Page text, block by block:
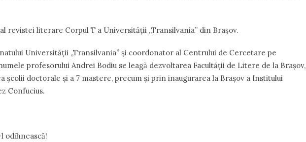
revistei literare Corpul T a Universităţii ,,Transilvania” din Braşov.
Universităţii ,,Transilvania” şi coordonator al Centrului de Cercetare pe
profesorului Andrei Bodiu se leagă dezvoltarea Facultăţii de Litere de la Braşov,
şcolii doctorale şi a 7 mastere, precum şi prin inaugurarea la Braşov a Institului
Confucius.
odihnească!